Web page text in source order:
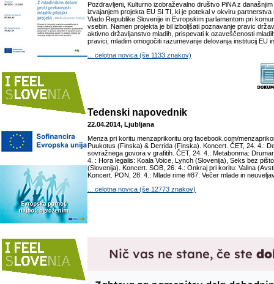
Pozdravljeni, Kulturno izobraževalno društvo PiNA z
izvajanjem projekta EU SI TI, ki je potekal v okviru
Vlado Republike Slovenije in Evropskim parlamentom pri
vsebin. Namen projekta je bil izboljšati poznavanje pravic
aktivno državljanstvo mladih, prispevati k ozaveščenosti
pravici, mladim omogočiti razumevanje delovanja institucij EU
... celotna novica (še 1133 znakov)
Tedenski napovednik
22.04.2014, Ljubljana
Menza pri koritu menzaprikoritu.org facebook.com/
Puukotus (Finska) & Derrida (Finska). Koncert. ČET, 24. 4.:
sovražnega govora v grafitih. ČET, 24. 4.: Metabonma:
4. : Hora legalis: Koala Voice, Lynch (Slovenija), Seks bez
(Slovenija). Koncert. SOB, 26. 4.: Onkraj pri koritu: Valina
Koncert. PON, 28. 4.: Mlade rime #87. Večer mlade in
... celotna novica (še 12773 znakov)